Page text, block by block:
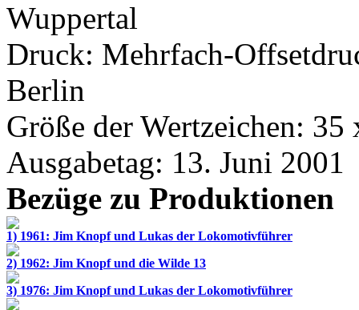
Wuppertal
Druck: Mehrfach-
Berlin
Größe der Wertzeichen: 35
Ausgabetag: 13. Juni 2001
Bezüge zu Produktionen
1) 1961: Jim Knopf und Lukas der Lokomotivführer
2) 1962: Jim Knopf und die Wilde 13
3) 1976: Jim Knopf und Lukas der Lokomotivführer